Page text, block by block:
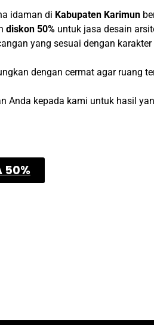
idaman di Kabupaten Karimun
diskon 50% untuk jasa desain
yang sesuai dengan
dengan cermat agar ruang
Anda kepada kami untuk hasil
50%